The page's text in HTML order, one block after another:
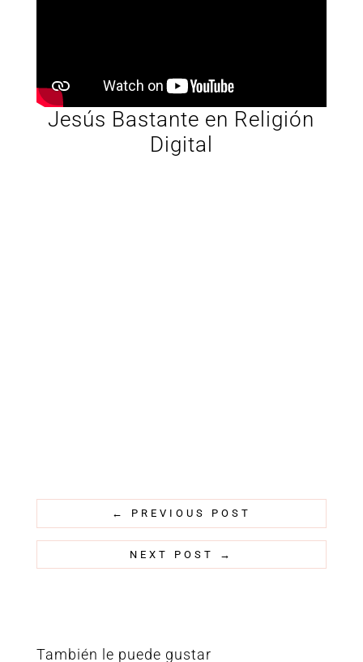
Jesús Bastante en Religión
Digital
← PREVIOUS POST
NEXT POST →
También le puede gustar